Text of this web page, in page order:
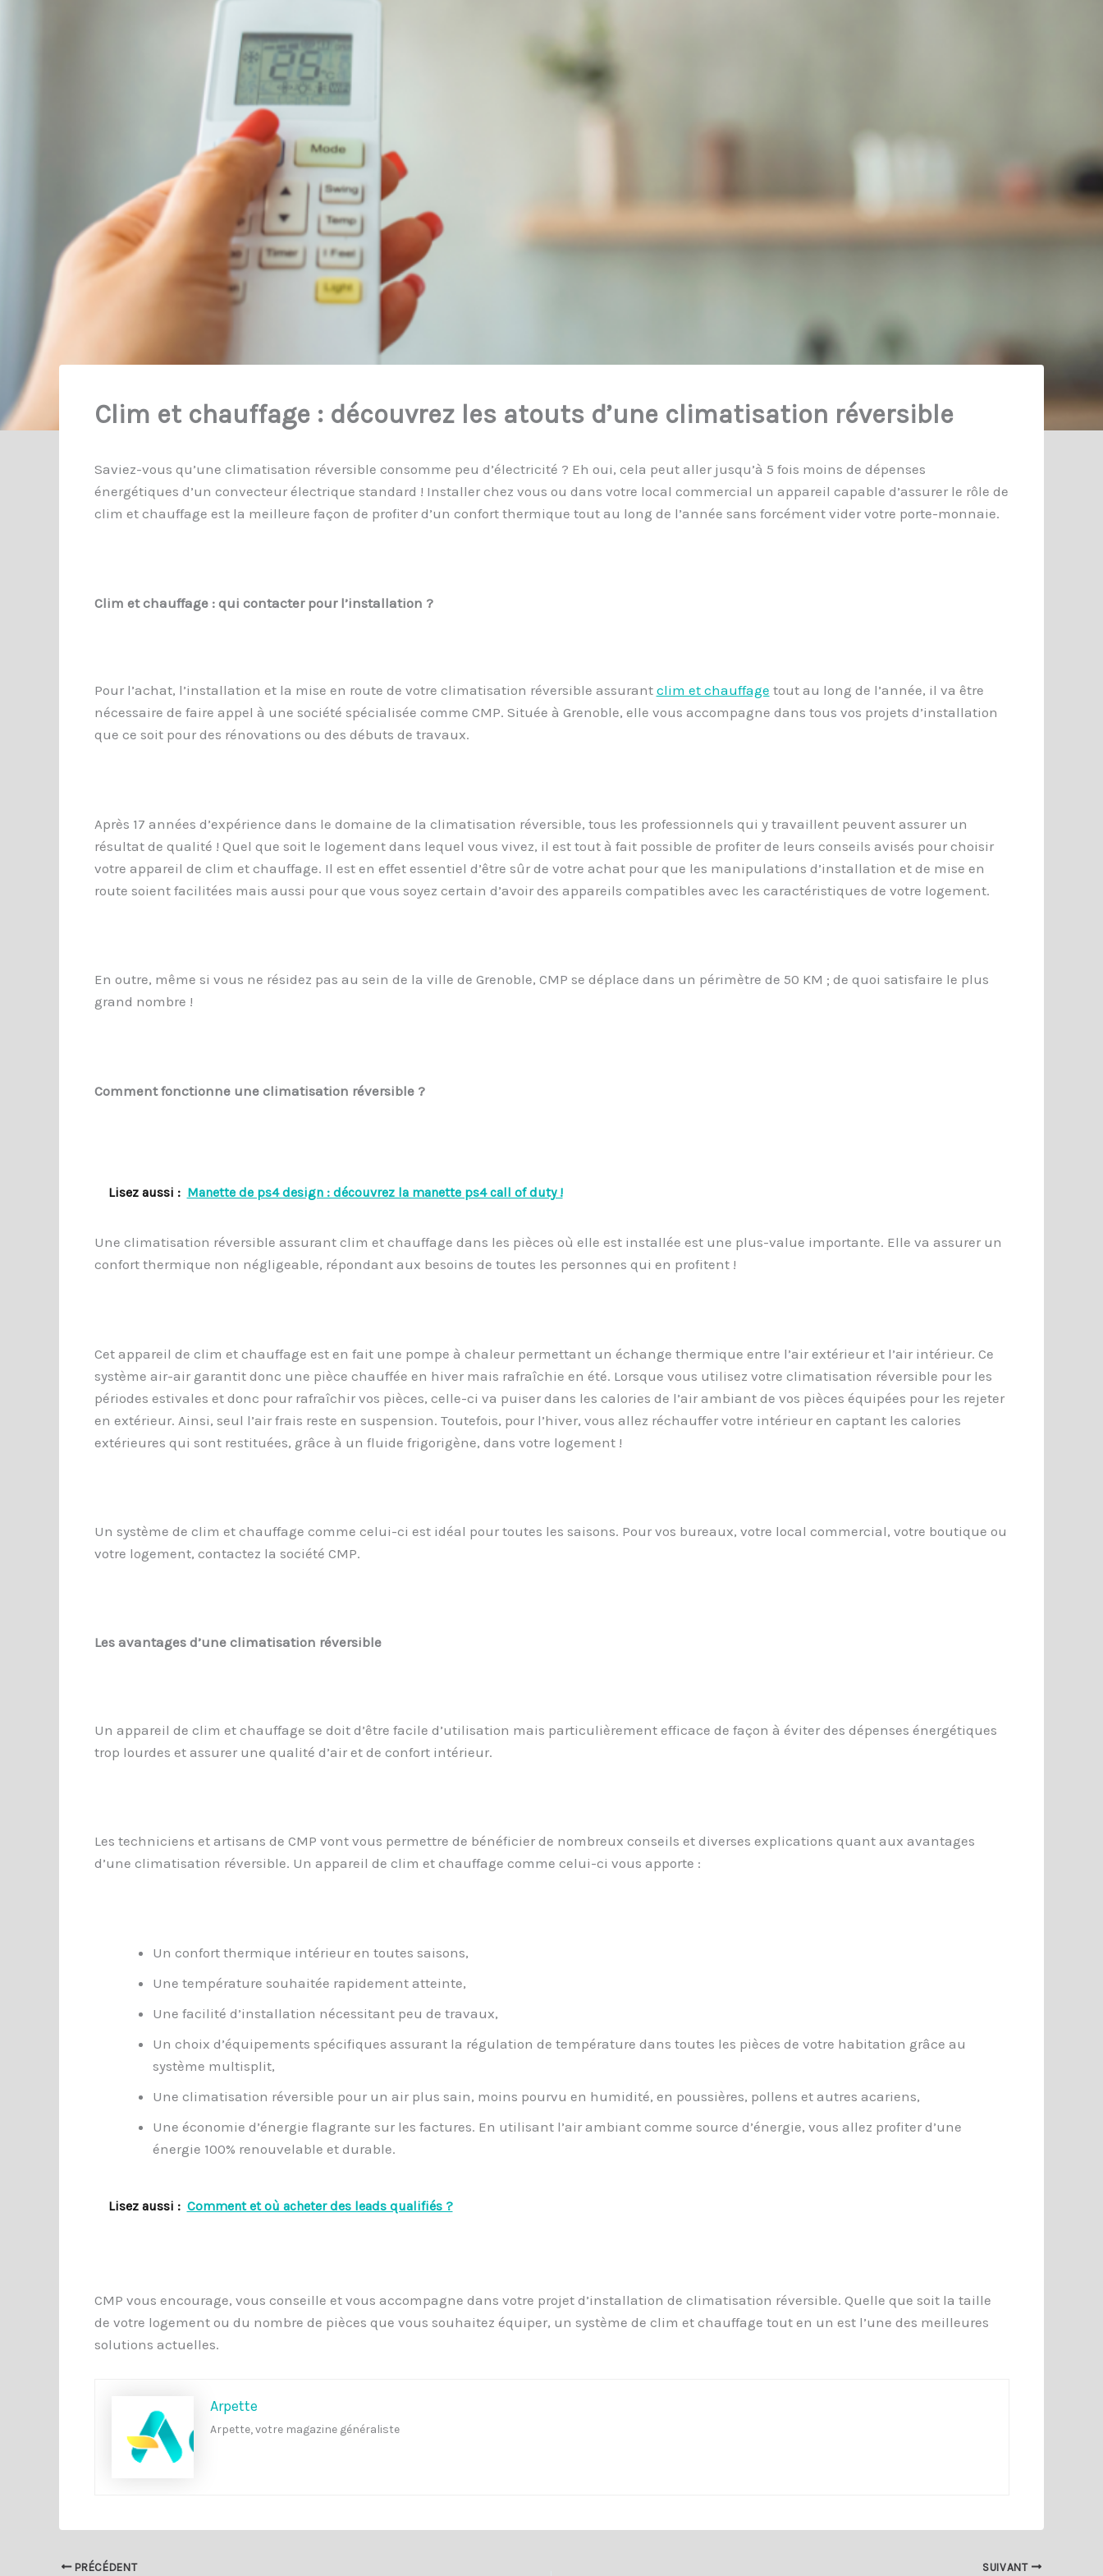
Clim et chauffage : découvrez les atouts d’une climatisation réversible
Saviez-vous qu’une climatisation réversible consomme peu d’électricité ? Eh oui, cela peut aller jusqu’à 5 fois moins de dépenses
énergétiques d’un convecteur électrique standard ! Installer chez vous ou dans votre local commercial un appareil capable d’assurer le rôle de
clim et chauffage est la meilleure façon de profiter d’un confort thermique tout au long de l’année sans forcément vider votre porte-monnaie.
Clim et chauffage : qui contacter pour l’installation ?
Pour l’achat, l’installation et la mise en route de votre climatisation réversible assurant clim et chauffage tout au long de l’année, il va être
nécessaire de faire appel à une société spécialisée comme CMP. Située à Grenoble, elle vous accompagne dans tous vos projets d’installation
que ce soit pour des rénovations ou des débuts de travaux.
Après 17 années d’expérience dans le domaine de la climatisation réversible, tous les professionnels qui y travaillent peuvent assurer un
résultat de qualité ! Quel que soit le logement dans lequel vous vivez, il est tout à fait possible de profiter de leurs conseils avisés pour choisir
votre appareil de clim et chauffage. Il est en effet essentiel d’être sûr de votre achat pour que les manipulations d’installation et de mise en
route soient facilitées mais aussi pour que vous soyez certain d’avoir des appareils compatibles avec les caractéristiques de votre logement.
En outre, même si vous ne résidez pas au sein de la ville de Grenoble, CMP se déplace dans un périmètre de 50 KM ; de quoi satisfaire le plus
grand nombre !
Comment fonctionne une climatisation réversible ?
Lisez aussi : Manette de ps4 design : découvrez la manette ps4 call of duty !
Une climatisation réversible assurant clim et chauffage dans les pièces où elle est installée est une plus-value importante. Elle va assurer un
confort thermique non négligeable, répondant aux besoins de toutes les personnes qui en profitent !
Cet appareil de clim et chauffage est en fait une pompe à chaleur permettant un échange thermique entre l’air extérieur et l’air intérieur. Ce
système air-air garantit donc une pièce chauffée en hiver mais rafraîchie en été. Lorsque vous utilisez votre climatisation réversible pour les
périodes estivales et donc pour rafraîchir vos pièces, celle-ci va puiser dans les calories de l’air ambiant de vos pièces équipées pour les rejeter
en extérieur. Ainsi, seul l’air frais reste en suspension. Toutefois, pour l’hiver, vous allez réchauffer votre intérieur en captant les calories
extérieures qui sont restituées, grâce à un fluide frigorigène, dans votre logement !
Un système de clim et chauffage comme celui-ci est idéal pour toutes les saisons. Pour vos bureaux, votre local commercial, votre boutique ou
votre logement, contactez la société CMP.
Les avantages d’une climatisation réversible
Un appareil de clim et chauffage se doit d’être facile d’utilisation mais particulièrement efficace de façon à éviter des dépenses énergétiques
trop lourdes et assurer une qualité d’air et de confort intérieur.
Les techniciens et artisans de CMP vont vous permettre de bénéficier de nombreux conseils et diverses explications quant aux avantages
d’une climatisation réversible. Un appareil de clim et chauffage comme celui-ci vous apporte :
Un confort thermique intérieur en toutes saisons,
Une température souhaitée rapidement atteinte,
Une facilité d’installation nécessitant peu de travaux,
Un choix d’équipements spécifiques assurant la régulation de température dans toutes les pièces de votre habitation grâce au
système multisplit,
Une climatisation réversible pour un air plus sain, moins pourvu en humidité, en poussières, pollens et autres acariens,
Une économie d’énergie flagrante sur les factures. En utilisant l’air ambiant comme source d’énergie, vous allez profiter d’une
énergie 100% renouvelable et durable.
Lisez aussi : Comment et où acheter des leads qualifiés ?
CMP vous encourage, vous conseille et vous accompagne dans votre projet d’installation de climatisation réversible. Quelle que soit la taille
de votre logement ou du nombre de pièces que vous souhaitez équiper, un système de clim et chauffage tout en un est l’une des meilleures
solutions actuelles.
Arpette
Arpette, votre magazine généraliste
PRÉCÉDENT SUIVANT